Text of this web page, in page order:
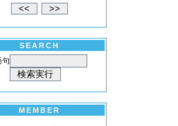
SEARCH
句
MEMBER